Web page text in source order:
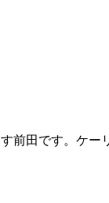
前田です。ケー